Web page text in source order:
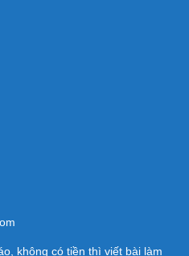
không có tiền thì viết bài làm